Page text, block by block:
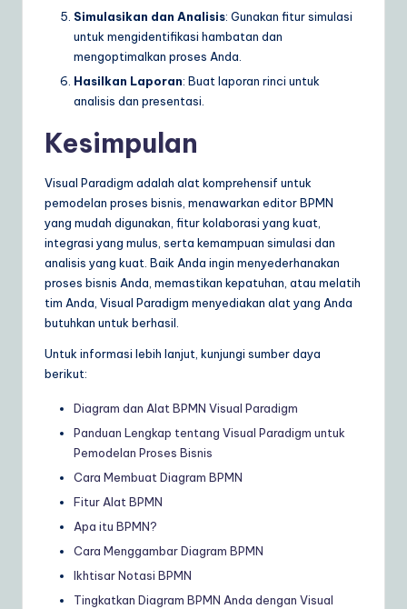
Simulasikan dan Analisis: Gunakan fitur simulasi
untuk mengidentifikasi hambatan dan
mengoptimalkan proses Anda.
Hasilkan Laporan: Buat laporan rinci untuk
analisis dan presentasi.
Kesimpulan
Visual Paradigm adalah alat komprehensif untuk
pemodelan proses bisnis, menawarkan editor BPMN
yang mudah digunakan, fitur kolaborasi yang kuat,
integrasi yang mulus, serta kemampuan simulasi dan
analisis yang kuat. Baik Anda ingin menyederhanakan
proses bisnis Anda, memastikan kepatuhan, atau melatih
tim Anda, Visual Paradigm menyediakan alat yang Anda
butuhkan untuk berhasil.
Untuk informasi lebih lanjut, kunjungi sumber daya
berikut:
Diagram dan Alat BPMN Visual Paradigm
Panduan Lengkap tentang Visual Paradigm untuk
Pemodelan Proses Bisnis
Cara Membuat Diagram BPMN
Fitur Alat BPMN
Apa itu BPMN?
Cara Menggambar Diagram BPMN
Ikhtisar Notasi BPMN
Tingkatkan Diagram BPMN Anda dengan Visual